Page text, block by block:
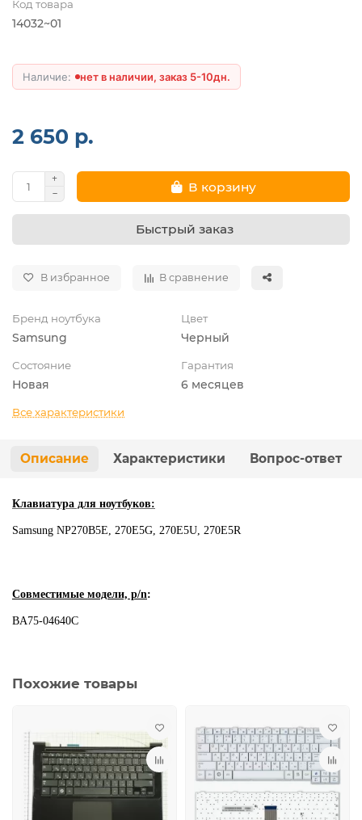
Код товара
14032~01
нет в наличии, заказ 5-10дн.
2 650 р.
В корзину
Быстрый заказ
В избранное В сравнение
Бренд ноутбука
Samsung
Цвет
Черный
Состояние
Новая
Гарантия
6 месяцев
Все характеристики
Описание Характеристики Вопрос-ответ
Клавиатура для ноутбуков:
Samsung NP270B5E, 270E5G, 270E5U, 270E5R
Совместимые модели, p/n:
BA75-04640C
Похожие товары